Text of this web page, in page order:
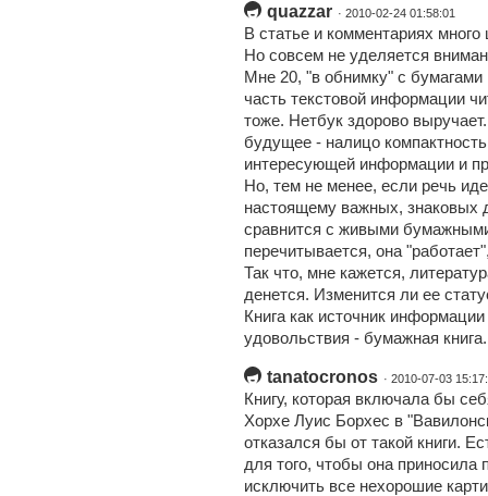
quazzar · 2010-02-24 01:58:01
В статье и комментариях
Но совсем не уделяется
Мне 20, "в обнимку" с
часть текстовой информации
тоже. Нетбук здорово
будущее - налицо
интересующей информации и
Но, тем не менее, если речь
настоящему важных, знаковых
сравнится с живыми
перечитывается, она
Так что, мне кажется,
денется. Изменится ли ее
Книга как источник
удовольствия - бумажная книга.
tanatocronos · 2010-07-03
Книгу, которая включала бы
Хорхе Луис Борхес в
отказался бы от такой книги.
для того, чтобы она приносила
исключить все нехорошие